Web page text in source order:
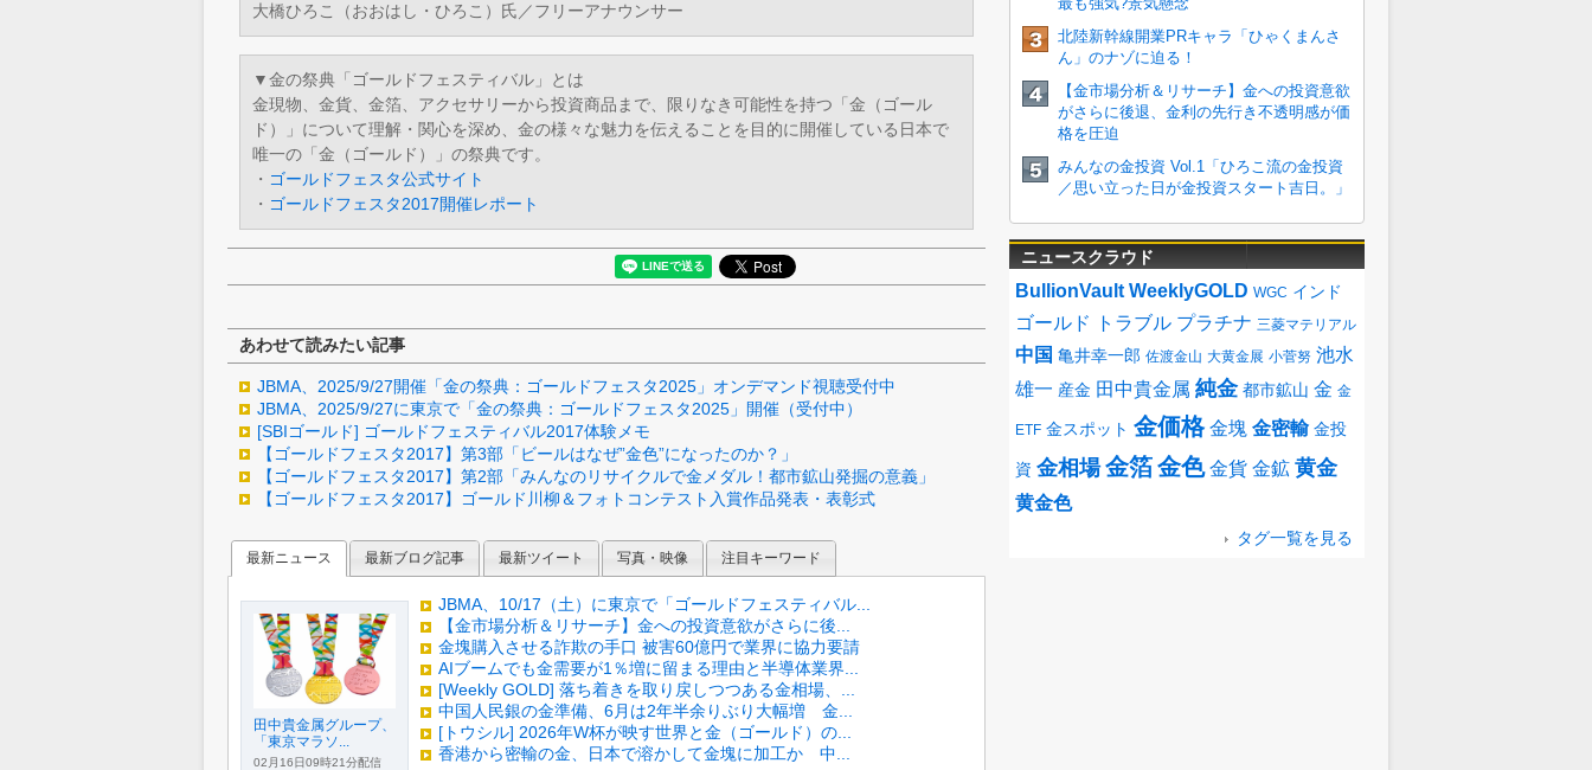
大橋ひろこ（おおはし・ひろこ）氏／フリーアナウンサー
▼金の祭典「ゴールドフェスティバル」とは
金現物、金貨、金箔、アクセサリーから投資商品まで、限りなき可能性を持つ「金（ゴール
ド）」について理解・関心を深め、金の様々な魅力を伝えることを目的に開催している日本で
唯一の「金（ゴールド）」の祭典です。
・ ゴールドフェスタ公式サイト
・ ゴールドフェスタ2017開催レポート
あわせて読みたい記事
JBMA、2025/9/27開催「金の祭典：ゴールドフェスタ2025」オンデマンド視聴受付中
JBMA、2025/9/27に東京で「金の祭典：ゴールドフェスタ2025」開催（受付中）
[SBIゴールド] ゴールドフェスティバル2017体験メモ
【ゴールドフェスタ2017】第3部「ビールはなぜ”金色”になったのか？」
【ゴールドフェスタ2017】第2部「みんなのリサイクルで金メダル！都市鉱山発掘の意義」
【ゴールドフェスタ2017】ゴールド川柳＆フォトコンテスト入賞作品発表・表彰式
最新ニュース 最新ブログ記事 最新ツイート 写真・映像 注目キーワード
田中貴金属グループ、
「東京マラソ...
02月16日09時21分配信
JBMA、10/17（土）に東京で「ゴールドフェスティバル...
【金市場分析＆リサーチ】金への投資意欲がさらに後...
金塊購入させる詐欺の手口 被害60億円で業界に協力要請
AIブームでも金需要が1％増に留まる理由と半導体業界...
[Weekly GOLD] 落ち着きを取り戻しつつある金相場、...
中国人民銀の金準備、6月は2年半余りぶり大幅増 金...
[トウシル] 2026年W杯が映す世界と金（ゴールド）の...
香港から密輸の金、日本で溶かして金塊に加工か 中...
ニュースクラウド
BullionVault WeeklyGOLD WGC インド
ゴールド トラブル プラチナ 三菱マテリアル
中国 亀井幸一郎 佐渡金山 大黄金展 小菅努 池水
雄一 産金 田中貴金属 純金 都市鉱山 金 金
ETF 金スポット 金価格 金塊 金密輸 金投
資 金相場 金箔金色 金貨 金鉱 黄金
黄金色
タグ一覧を見る